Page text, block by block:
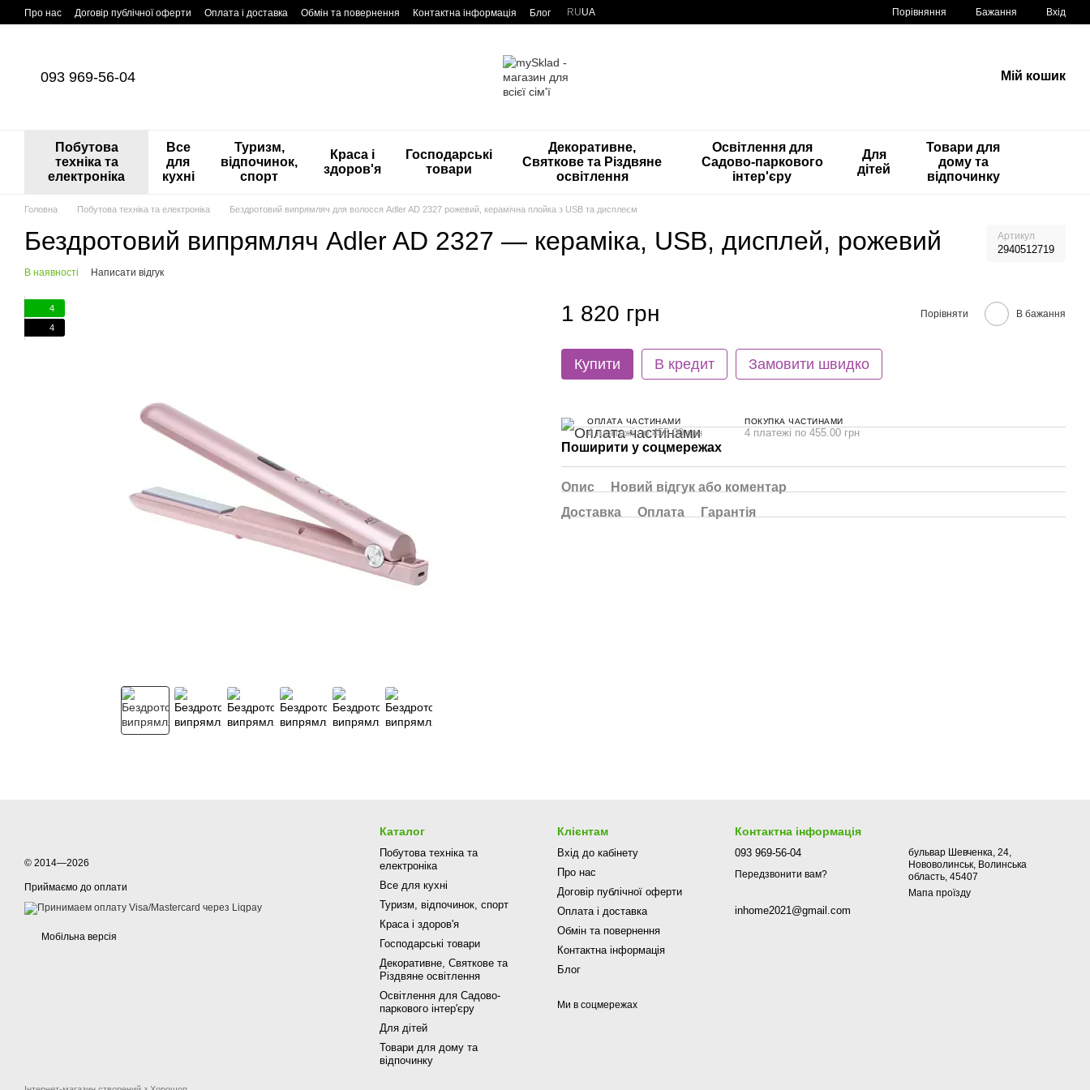
Перейти до основного контенту
Про нас Договір публічної оферти Оплата і доставка Обмін та повернення Контактна інформація Блог RUUA Порівняння Бажання Вхід
093 969-56-04 Мій кошик
Побутова
техніка та
електроніка
Все
для
кухні
Туризм,
відпочинок,
спорт
Краса і
здоров'я
Господарські
товари
Декоративне,
Святкове та Різдвяне
освітлення
Освітлення для
Садово-паркового
інтер'єру
Для
дітей
Товари для
дому та
відпочинку
Головна Побутова техніка та електроніка Бездротовий випрямляч для волосся Adler AD 2327 рожевий, керамічна плойка з USB та дисплеєм
Бездротовий випрямляч Adler AD 2327 — кераміка, USB, дисплей, рожевий Артикул
2940512719
В наявності Написати відгук
4
4
1 820 грн Порівняти В бажання
Купити В кредит Замовити швидко
ОПЛАТА ЧАСТИНАМИ
4 платежі по 455.00 грн
ПОКУПКА ЧАСТИНАМИ
4 платежі по 455.00 грн
Поширити у соцмережах
Опис
Новий відгук або коментар
Доставка
Оплата Гарантія
© 2014—2026
Приймаємо до оплати
Мобільна версія
Каталог
Побутова техніка та
електроніка
Все для кухні
Туризм, відпочинок, спорт
Краса і здоров'я
Господарські товари
Декоративне, Святкове та
Різдвяне освітлення
Освітлення для Садово-
паркового інтер'єру
Для дітей
Товари для дому та
відпочинку
Клієнтам
Вхід до кабінету
Про нас
Договір публічної оферти
Оплата і доставка
Обмін та повернення
Контактна інформація
Блог
Ми в соцмережах
Контактна інформація
093 969-56-04
Передзвонити вам?
inhome2021@gmail.com
бульвар Шевченка, 24,
Нововолинськ, Волинська
область, 45407
Мапа проїзду